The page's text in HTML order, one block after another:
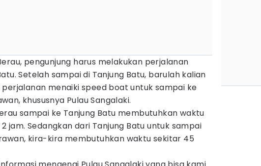
pengunjung harus melakukan perjalanan
Setelah sampai di Tanjung Batu, barulah kalian
menaiki speed boat untuk sampai ke
khususnya Pulau Sangalaki.
sampai ke Tanjung Batu membutuhkan waktu
jam. Sedangkan dari Tanjung Batu untuk sampai
kira-kira membutuhkan waktu sekitar 45